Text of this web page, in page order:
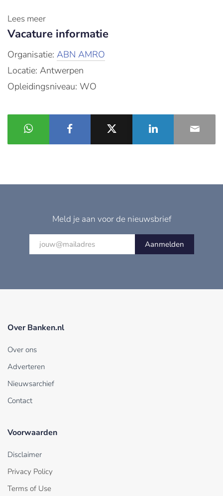
Lees meer
Vacature informatie
Organisatie: ABN AMRO
Locatie: Antwerpen
Opleidingsniveau: WO
Meld je aan voor de nieuwsbrief
Aanmelden
Over Banken.nl
Over ons
Adverteren
Nieuwsarchief
Contact
Voorwaarden
Disclaimer
Privacy Policy
Terms of Use